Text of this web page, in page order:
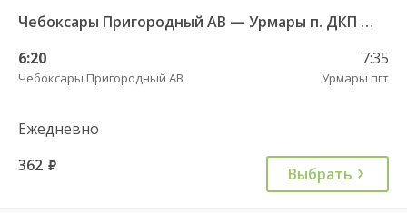
Чебоксары Пригородный АВ — Урмары п. ДКП 513
6:20
Чебоксары Пригородный АВ
7:35
Урмары пгт
Ежедневно
362 руб. Выбрать